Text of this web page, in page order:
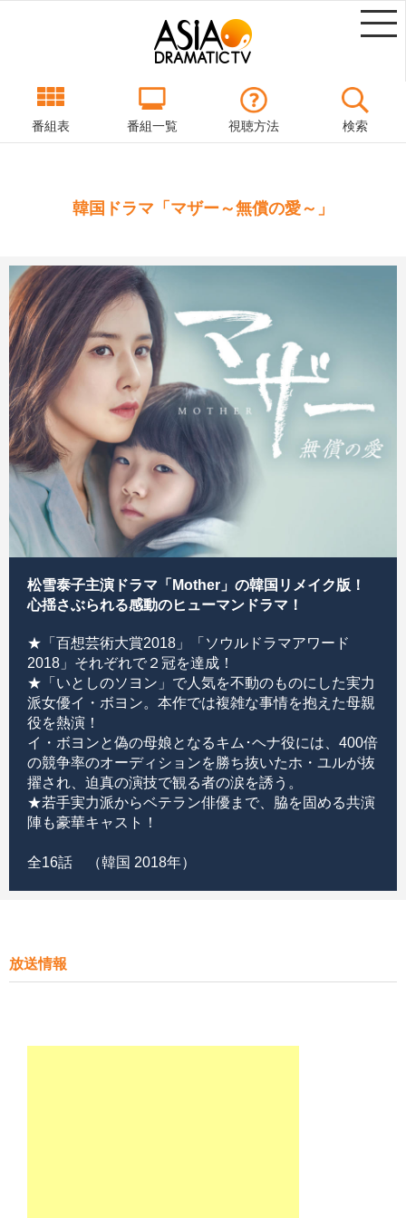
番組表 番組一覧 視聴方法 検索
韓国ドラマ「マザー～無償の愛～」
松雪泰子主演ドラマ「Mother」の韓国リメイク版！
心揺さぶられる感動のヒューマンドラマ！
★「百想芸術大賞2018」「ソウルドラマアワード
2018」それぞれで２冠を達成！
★「いとしのソヨン」で人気を不動のものにした実力
派女優イ・ボヨン。本作では複雑な事情を抱えた母親
役を熱演！
イ・ボヨンと偽の母娘となるキム･ヘナ役には、400倍
の競争率のオーディションを勝ち抜いたホ・ユルが抜
擢され、迫真の演技で観る者の涙を誘う。
★若手実力派からベテラン俳優まで、脇を固める共演
陣も豪華キャスト！
全16話 （韓国 2018年）
放送情報